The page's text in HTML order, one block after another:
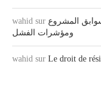
wahid sur المشروع
ومؤشرات الفشل
wahid sur Le droit de